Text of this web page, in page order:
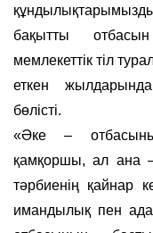
бақытты
мемлекеттік тіл
еткен
бөлісті.
«Әке –
қамқоршы, ал ана –
тәрбиенің қайнар
имандылық пен